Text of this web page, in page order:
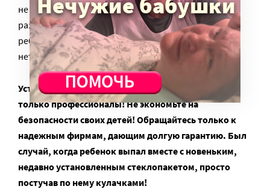
не должен быть более половины поперечного
размера головы ребенка (не более 10 см). Если
ребенок может просунуть голову между прутьями —
нет ни малейшего толку от такой решетки!
Устанавливать фиксаторы, решетки — должны
только профессионалы! Не экономьте на
безопасности своих детей! Обращайтесь только к
надежным фирмам, дающим долгую гарантию. Был
случай, когда ребенок выпал вместе с новеньким,
недавно установленным стеклопакетом, просто
постучав по нему кулачками!